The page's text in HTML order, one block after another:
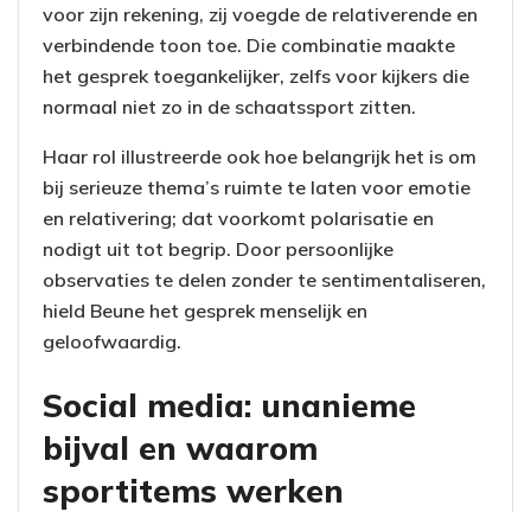
voor zijn rekening, zij voegde de relativerende en
verbindende toon toe. Die combinatie maakte
het gesprek toegankelijker, zelfs voor kijkers die
normaal niet zo in de schaatssport zitten.
Haar rol illustreerde ook hoe belangrijk het is om
bij serieuze thema’s ruimte te laten voor emotie
en relativering; dat voorkomt polarisatie en
nodigt uit tot begrip. Door persoonlijke
observaties te delen zonder te sentimentaliseren,
hield Beune het gesprek menselijk en
geloofwaardig.
Social media: unanieme
bijval en waarom
sportitems werken